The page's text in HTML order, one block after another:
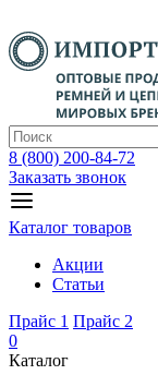
8 (800) 200-84-72
Заказать звонок
Каталог товаров
Акции
Статьи
Прайс 1 Прайс 2
0
Каталог